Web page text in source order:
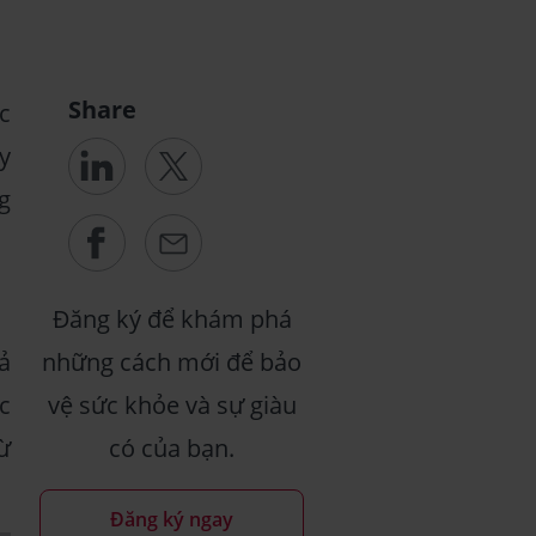
Share
Đăng ký để khám phá
những cách mới để bảo
vệ sức khỏe và sự giàu
có của bạn.
Đăng ký ngay